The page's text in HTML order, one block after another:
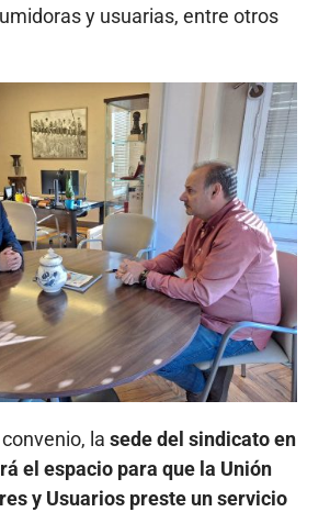
y usuarias, entre otros
la sede del sindicato en
el espacio para que la Unión
y Usuarios preste un servicio